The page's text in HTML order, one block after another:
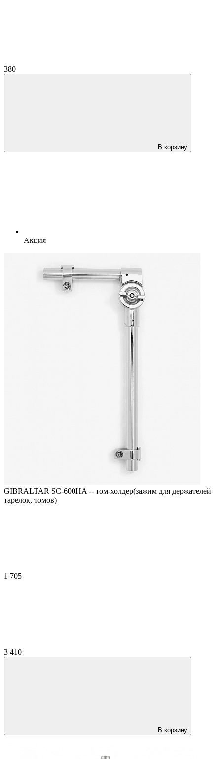
380
В корзину
Акция
GIBRALTAR SC-600HA -- том-холдер(зажим для держателей
тарелок, томов)
1 705
3 410
В корзину